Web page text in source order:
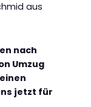
aus
nach
Umzug
jetzt für